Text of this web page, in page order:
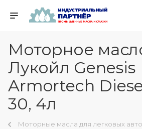
Моторное
Лукойл Genesis
Armortech
30, 4л
Моторные масла для легковых авто